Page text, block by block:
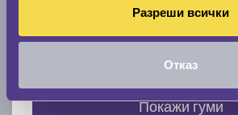
Разреши всички
Отказ
Модел
Покажи гуми